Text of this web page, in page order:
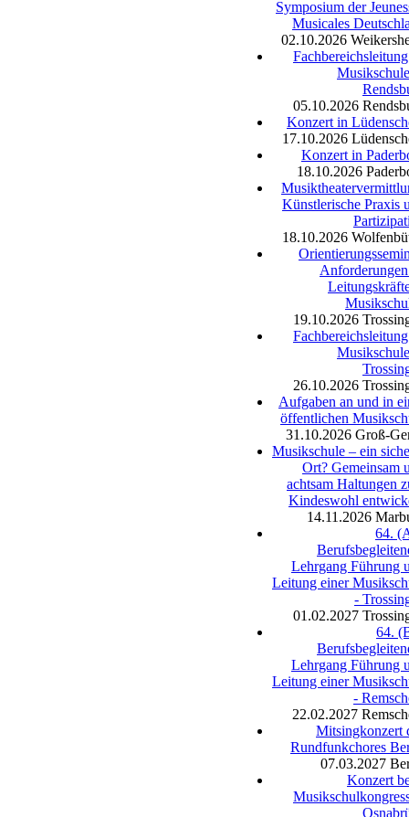
Symposium der
Musicales
02.10.2026
05.10.2026
Konzert in
17.10.2026
Konzert in
18.10.2026
Künstlerische Praxis
18.10.2026
19.10.2026
26.10.2026
Aufgaben an und in
öffentlichen
31.10.2026 Groß-
Musikschule – ein
Ort? Gemeinsam
achtsam Haltungen
Kindeswohl
14.11.2026
64.
Lehrgang Führung
Leitung einer
-
01.02.2027
64.
Lehrgang Führung
Leitung einer
-
22.02.2027
Mitsingkonzert
Rundfunkchores
07.03.2027
Konzert